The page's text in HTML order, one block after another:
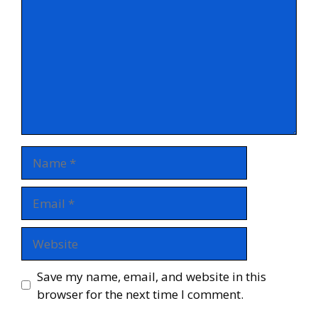
Save my name, email, and website in this
browser for the next time I comment.